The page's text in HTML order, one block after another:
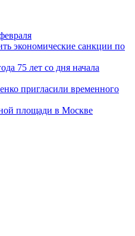
экономические санкции по
75 лет со дня начала
пригласили временного
площади в Москве